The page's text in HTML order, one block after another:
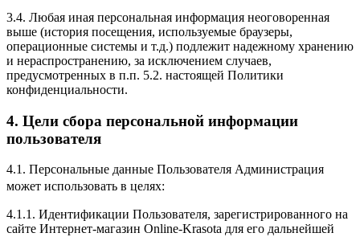
3.4. Любая иная персональная информация неоговоренная
выше (история посещения, используемые браузеры,
операционные системы и т.д.) подлежит надежному хранению
и нераспространению, за исключением случаев,
предусмотренных в п.п. 5.2. настоящей Политики
конфиденциальности.
4. Цели сбора персональной информации
пользователя
4.1. Персональные данные Пользователя Администрация
может использовать в целях:
4.1.1. Идентификации Пользователя, зарегистрированного на
сайте Интернет-магазин Online-Krasota для его дальнейшей